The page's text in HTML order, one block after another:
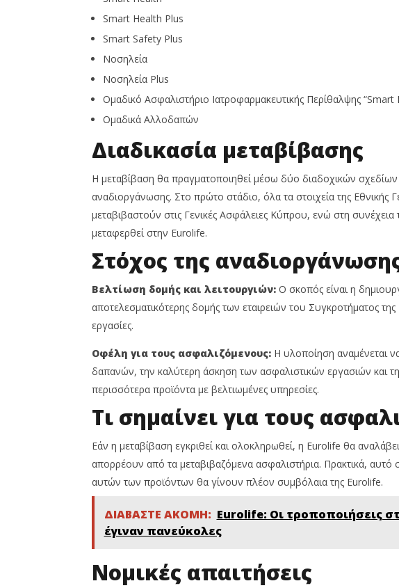
Σεπτεμβρίου,
Cyprus
News
Team
Smart Health Plus
Smart Safety Plus
Νοσηλεία
Νοσηλεία Plus
Ομαδικό Ασφαλιστήριο Ιατροφαρμακευτικής Περίθαλψης “Smart
Ομαδικά Αλλοδαπών
Διαδικασία μεταβίβασης
Η μεταβίβαση θα πραγματοποιηθεί μέσω δύο διαδοχικών
αναδιοργάνωσης. Στο πρώτο στάδιο, όλα τα στοιχεία της
μεταβιβαστούν στις Γενικές Ασφάλειες Κύπρου, ενώ στη
μεταφερθεί στην Eurolife.
Στόχος της
Βελτίωση δομής και λειτουργιών:Ο σκοπός είναι η
αποτελεσματικότερης δομής των εταιρειών του Συγκροτήματος
εργασίες.
Οφέλη για τους ασφαλιζόμενους:Η υλοποίηση αναμένεται
δαπανών, την καλύτερη άσκηση των ασφαλιστικών εργασιών και
περισσότερα προϊόντα με βελτιωμένες υπηρεσίες.
Τι σημαίνει για τους
Εάν η μεταβίβαση εγκριθεί και ολοκληρωθεί, η Eurolife θα
απορρέουν από τα μεταβιβαζόμενα ασφαλιστήρια. Πρακτικά, αυτό
αυτών των προϊόντων θα γίνουν πλέον συμβόλαια της Eurolife.
ΔΙΑΒΑΣΤΕ ΑΚΟΜΗ: Eurolife: Οι τροποποιήσεις
έγιναν πανεύκολες
Νομικές απαιτήσεις